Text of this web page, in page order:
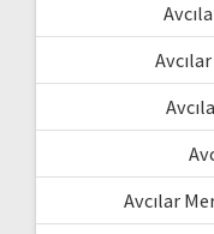
Avcılar